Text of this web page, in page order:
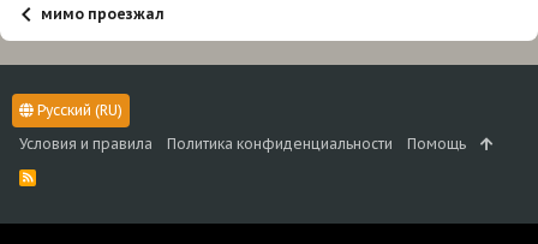
мимо проезжал
Русский (RU)
Условия и правила
Политика конфиденциальности Помощь
R
S